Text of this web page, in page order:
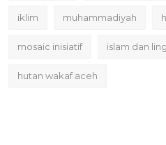
iklim muhammadiyah
mosaic inisiatif islam dan
hutan wakaf aceh